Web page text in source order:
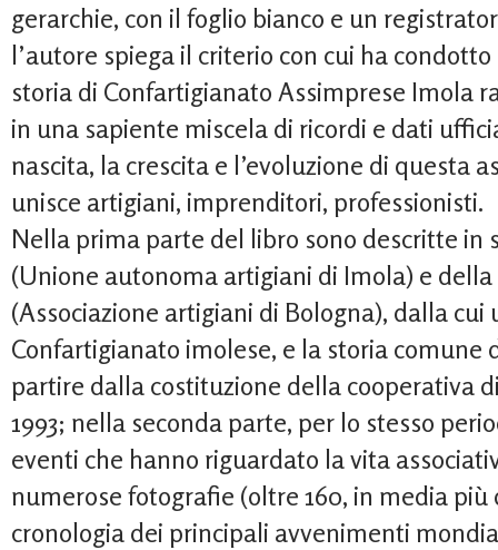
gerarchie, con il foglio bianco e un
l’autore spiega il criterio con cui ha
storia di Confartigianato Assimprese Imola
in una sapiente miscela di ricordi e dati
nascita, la crescita e l’evoluzione di questa
unisce artigiani, imprenditori, professionisti.
Nella prima parte del libro sono descritte in
(Unione autonoma artigiani di Imola) e
(Associazione artigiani di Bologna), dalla cui
Confartigianato imolese, e la storia comune
partire dalla costituzione della cooperativa
1993; nella seconda parte, per lo stesso
eventi che hanno riguardato la vita
numerose fotografie (oltre 160, in media
cronologia dei principali avvenimenti